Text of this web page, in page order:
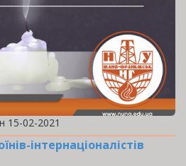
15-02-2021
інтернаціоналістів